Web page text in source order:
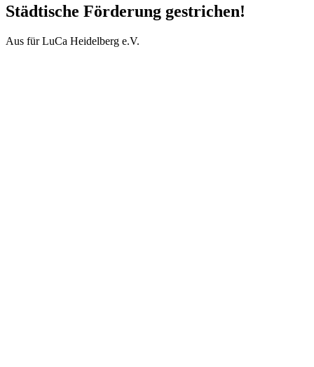
Städtische Förderung gestrichen!
Aus für LuCa Heidelberg e.V.